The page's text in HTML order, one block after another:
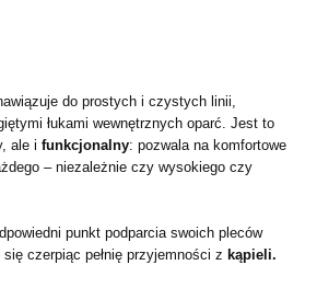
do prostych i czystych linii,
łukami wewnętrznych oparć. Jest to
ale i funkcjonalny: pozwala na komfortowe
– niezależnie czy wysokiego czy
punkt podparcia swoich pleców
się czerpiąc pełnię przyjemności z kąpieli.